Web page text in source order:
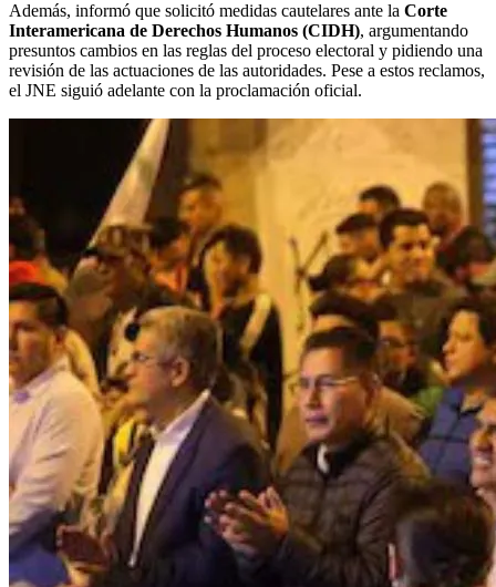
Además, informó que solicitó medidas cautelares ante la Corte
Interamericana de Derechos Humanos (CIDH), argumentando
presuntos cambios en las reglas del proceso electoral y pidiendo una
revisión de las actuaciones de las autoridades. Pese a estos reclamos,
el JNE siguió adelante con la proclamación oficial.